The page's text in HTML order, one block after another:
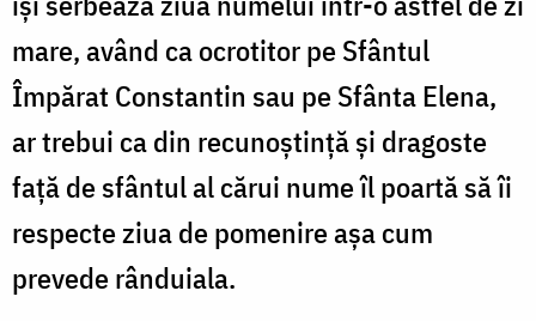
mare, având ca ocrotitor pe Sfântul
Împărat Constantin sau pe Sfânta Elena,
ar trebui ca din recunoștință și dragoste
față de sfântul al cărui nume îl poartă să îi
respecte ziua de pomenire așa cum
prevede rânduiala.